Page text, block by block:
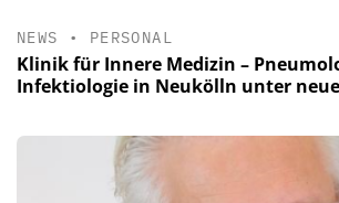
NEWS • PERSONAL
Klinik für Innere Medizin –
Infektiologie in Neukölln unter